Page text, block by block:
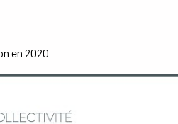
en 2020